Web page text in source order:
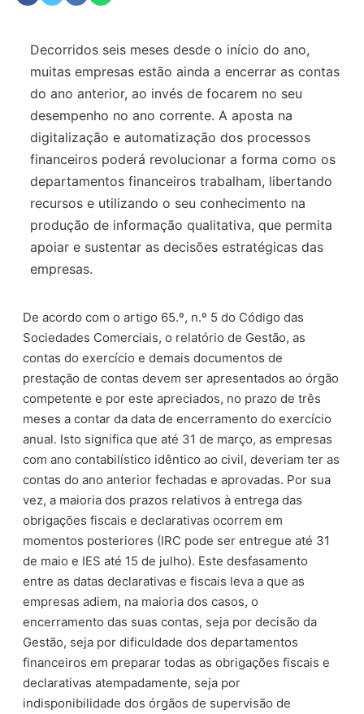
Decorridos seis meses desde o início do ano,
muitas empresas estão ainda a encerrar as contas
do ano anterior, ao invés de focarem no seu
desempenho no ano corrente. A aposta na
digitalização e automatização dos processos
financeiros poderá revolucionar a forma como os
departamentos financeiros trabalham, libertando
recursos e utilizando o seu conhecimento na
produção de informação qualitativa, que permita
apoiar e sustentar as decisões estratégicas das
empresas.
De acordo com o artigo 65.º, n.º 5 do Código das
Sociedades Comerciais, o relatório de Gestão, as
contas do exercício e demais documentos de
prestação de contas devem ser apresentados ao órgão
competente e por este apreciados, no prazo de três
meses a contar da data de encerramento do exercício
anual. Isto significa que até 31 de março, as empresas
com ano contabilístico idêntico ao civil, deveriam ter as
contas do ano anterior fechadas e aprovadas. Por sua
vez, a maioria dos prazos relativos à entrega das
obrigações fiscais e declarativas ocorrem em
momentos posteriores (IRC pode ser entregue até 31
de maio e IES até 15 de julho). Este desfasamento
entre as datas declarativas e fiscais leva a que as
empresas adiem, na maioria dos casos, o
encerramento das suas contas, seja por decisão da
Gestão, seja por dificuldade dos departamentos
financeiros em preparar todas as obrigações fiscais e
declarativas atempadamente, seja por
indisponibilidade dos órgãos de supervisão de